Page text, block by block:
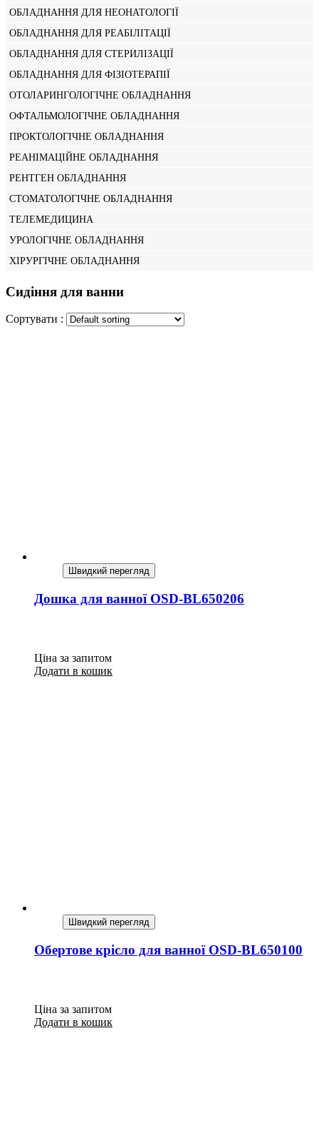
ОБЛАДНАННЯ ДЛЯ НЕОНАТОЛОГІЇ
ОБЛАДНАННЯ ДЛЯ РЕАБІЛІТАЦІЇ
ОБЛАДНАННЯ ДЛЯ СТЕРИЛІЗАЦІЇ
ОБЛАДНАННЯ ДЛЯ ФІЗІОТЕРАПІЇ
ОТОЛАРИНГОЛОГІЧНЕ ОБЛАДНАННЯ
ОФТАЛЬМОЛОГІЧНЕ ОБЛАДНАННЯ
ПРОКТОЛОГІЧНЕ ОБЛАДНАННЯ
РЕАНІМАЦІЙНЕ ОБЛАДНАННЯ
РЕНТГЕН ОБЛАДНАННЯ
СТОМАТОЛОГІЧНЕ ОБЛАДНАННЯ
ТЕЛЕМЕДИЦИНА
УРОЛОГІЧНЕ ОБЛАДНАННЯ
ХІРУРГІЧНЕ ОБЛАДНАННЯ
Сидіння для ванни
Сортувати :
Швидкий перегляд
Дошка для ванної OSD-BL650206
Ціна за запитом
Додати в кошик
Швидкий перегляд
Обертове крісло для ванної OSD-BL650100
Ціна за запитом
Додати в кошик